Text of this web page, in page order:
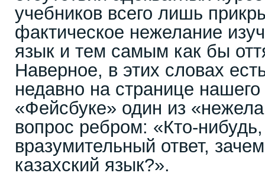
учебников всего лишь
фактическое нежелание
язык и тем самым как бы
Наверное, в этих словах
недавно на странице
«Фейсбуке» один из
вопрос ребром: «Кто-
вразумительный ответ,
казахский язык?».